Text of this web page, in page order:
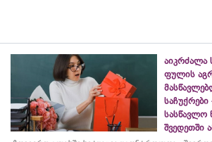
აიკრძალა
ფულის
შვედეთში